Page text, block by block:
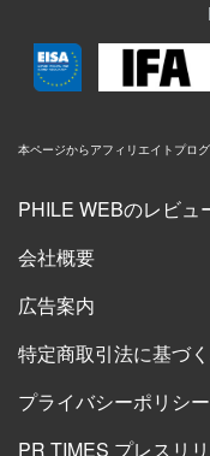
本ページからアフィリエイトプロ
PHILE WEBのレビュ
会社概要
広告案内
特定商取引法に基づ
プライバシーポリシー
PR TIMES プレスリ